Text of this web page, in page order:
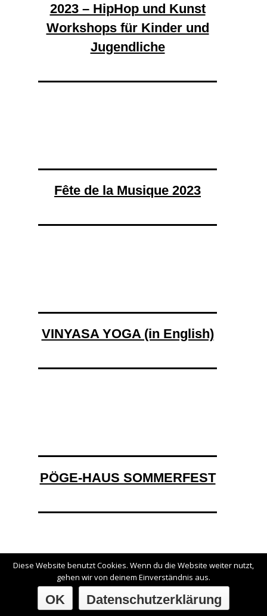
2023 – HipHop und Kunst
Workshops für Kinder und
Jugendliche
Fête de la Musique 2023
VINYASA YOGA (in English)
PÖGE-HAUS SOMMERFEST
Diese Website benutzt Cookies. Wenn du die Website weiter nutzt,
gehen wir von deinem Einverständnis aus.
OK Datenschutzerklärung